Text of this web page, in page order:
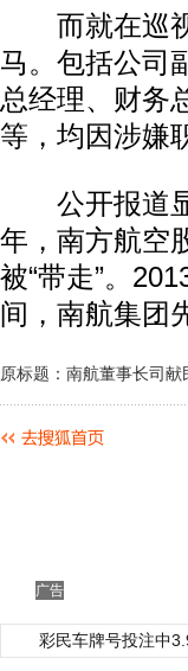
而就在巡视
马。包括公司
总经理、财务
等，均因涉嫌
公开报道显
年，南方航空
被“带走”。
间，南航集团
原标题：南航董事长司献
广告
彩民车牌号投注中